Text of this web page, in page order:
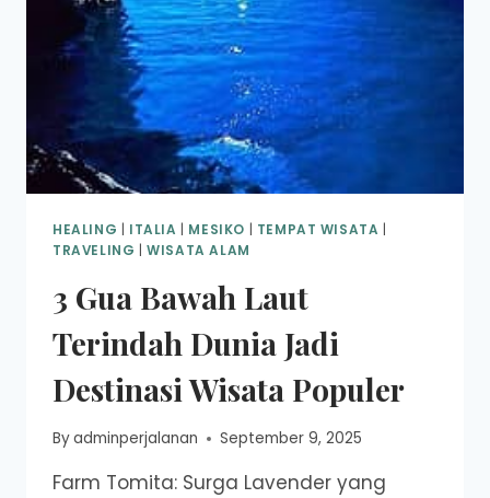
HEALING ITALIA MESIKO TEMPAT WISATA
TRAVELING |WISATA ALAM
3 Gua Bawah Laut
Terindah Dunia Jadi
Destinasi Wisata Populer
Byadminperjalanan September 9, 2025
Farm Tomita: Surga Lavender yang